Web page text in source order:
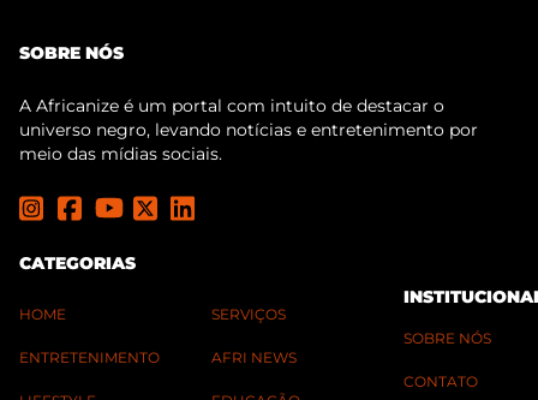
SOBRE NÓS
A Africanize é um portal com intuito de destacar o
universo negro, levando notícias e entretenimento por
meio das mídias sociais.
CATEGORIAS
HOME
ENTRETENIMENTO
SERVIÇOS
AFRI NEWS
SOBRE NÓS
CONTATO